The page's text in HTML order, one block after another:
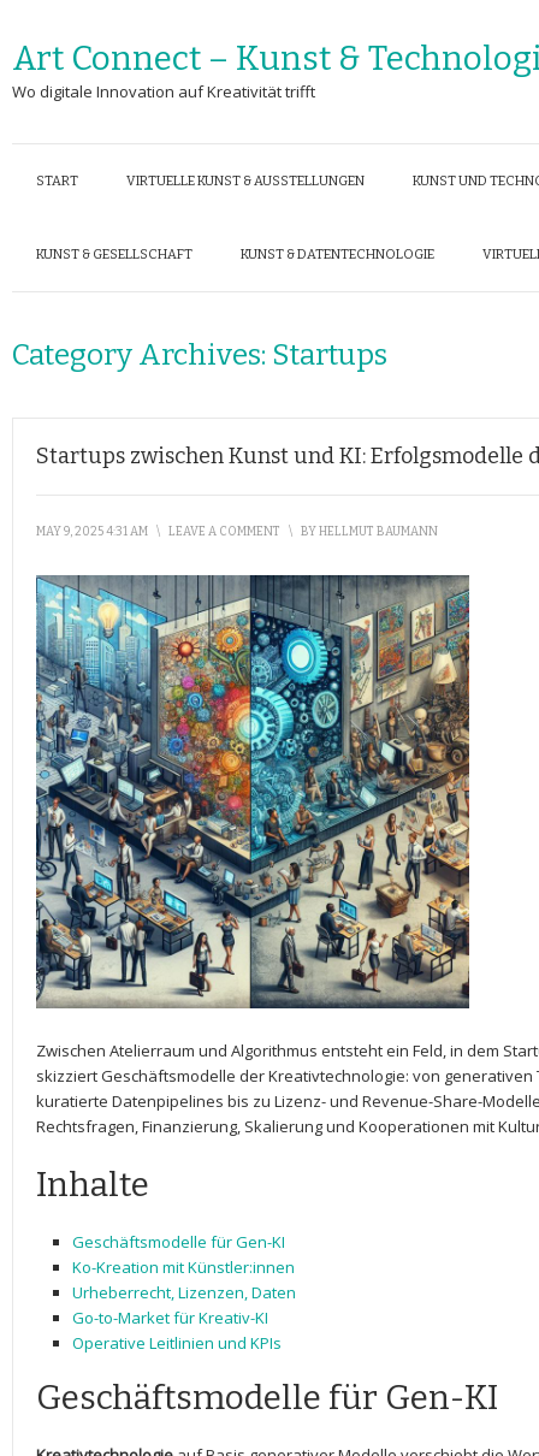
Art Connect – Kunst &
Wo digitale Innovation auf Kreativität trifft
START VIRTUELLE KUNST & AUSSTELLUNGEN KUNST UND
KUNST & GESELLSCHAFT KUNST & DATENTECHNOLOGIE
Category Archives: Startups
Startups zwischen Kunst und KI: Erfolgsmodelle
MAY 9, 2025 4:31 AM \ LEAVE A COMMENT \ BYHELLMUT BAUMANN
Zwischen Atelierraum und⁣ Algorithmus ‌entsteht ein Feld, in dem
⁤skizziert Geschäftsmodelle der Kreativtechnologie: von
kuratierte Datenpipelines bis zu ⁣Lizenz- und Revenue-Share-
Rechtsfragen, Finanzierung, Skalierung und ⁤Kooperationen mit
Inhalte
Geschäftsmodelle für Gen-KI
Ko-Kreation⁢ mit Künstler:innen
Urheberrecht, Lizenzen, Daten
Go-to-Market für Kreativ-KI
Operative Leitlinien und KPIs
Geschäftsmodelle für Gen-KI